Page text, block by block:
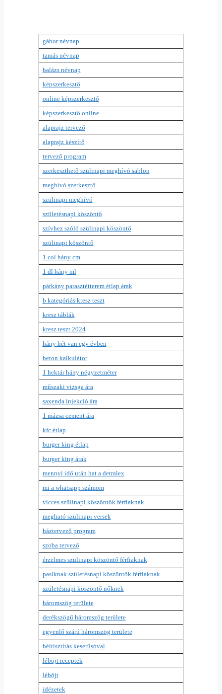
gábor névnap
tamás névnap
balázs névnap
képszerkesztő
online képszerkesztő
képszerkesztő online
alaprajz tervező
alaprajz készítő
tervező program
szerkeszthető szülinapi meghívó sablon
meghívó szerkesztő
szülinapi meghívó
születésnapi köszöntő
szívhez szóló szülinapi köszöntő
szülinapi köszöntő
1 col hány cm
1 dl hány ml
párkány parasztétterem étlap árak
b kategóriás kresz teszt
kresz táblák
kresz teszt 2024
hány hét van egy évben
beton kalkulátor
1 hektár hány négyzetméter
műszaki vizsga ára
saxenda injekció ára
1 mázsa cement ára
kfc étlap
burger king étlap
burger king árak
mennyi idő után hat a detralex
mi a whatsapp számom
vicces szülinapi köszöntők férfiaknak
megható szülinapi versek
háztervező program
szoba tervező
érzelmes szülinapi köszöntő férfiaknak
pasiknak születésnapi köszöntők férfiaknak
születésnapi köszöntő nőknek
háromszög területe
derékszögű háromszög területe
egyenlő szárú háromszög területe
béltisztítás keserűsóval
léböjt receptek
léböjt
idézetek